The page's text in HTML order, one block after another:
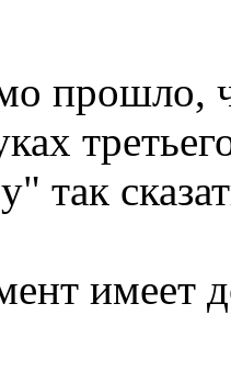
прошло,
так
имеет